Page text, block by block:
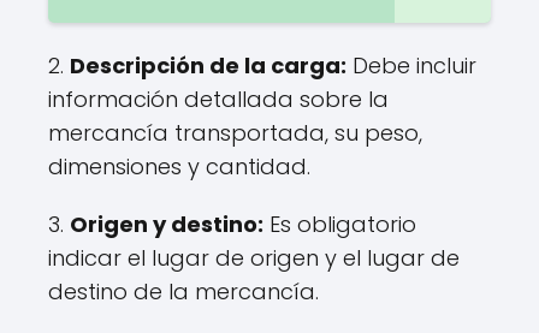
2. Descripción de la carga: Debe incluir
información detallada sobre la
mercancía transportada, su peso,
dimensiones y cantidad.
3. Origen y destino: Es obligatorio
indicar el lugar de origen y el lugar de
destino de la mercancía.